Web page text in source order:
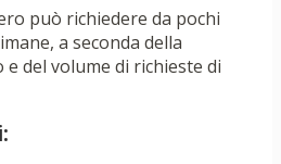
può richiedere da pochi
a seconda della
e del volume di richieste di